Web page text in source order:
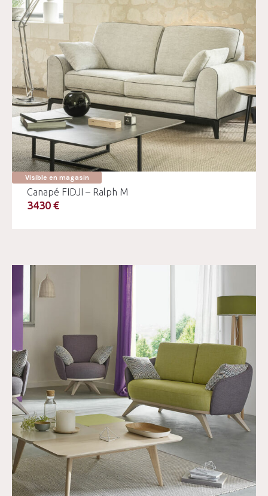
Visible en magasin
Canapé FIDJI – Ralph M
3430 €